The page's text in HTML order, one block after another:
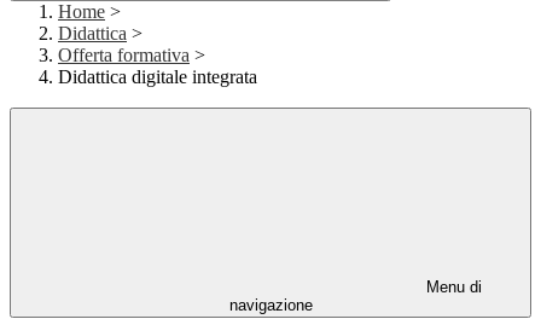
Home >
Didattica >
Offerta formativa >
Didattica digitale integrata
Menu di
navigazione